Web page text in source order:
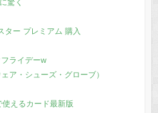
驚く
ター プレミアム 購入
ライデーw
ア・シューズ・グローブ）
えるカード最新版